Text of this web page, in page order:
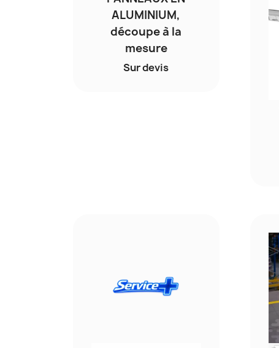
ALUMINIUM,
découpe à la
mesure
Sur devis